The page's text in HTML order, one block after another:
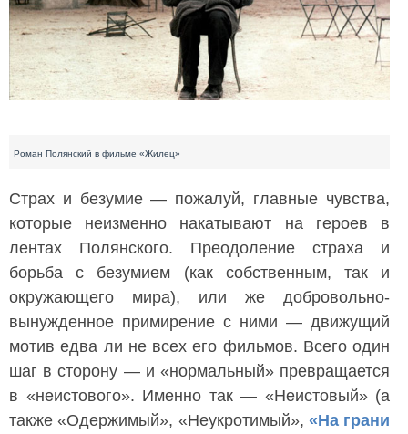
Роман Полянский в фильме «Жилец»
Страх и безумие — пожалуй, главные чувства,
которые неизменно накатывают на героев в
лентах Полянского. Преодоление страха и
борьба с безумием (как собственным, так и
окружающего мира), или же добровольно-
вынужденное примирение с ними — движущий
мотив едва ли не всех его фильмов. Всего один
шаг в сторону — и «нормальный» превращается
в «неистового». Именно так — «Неистовый» (а
также «Одержимый», «Неукротимый», «На грани